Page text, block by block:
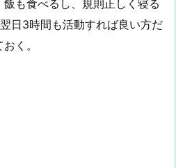
も食べるし、規則正しく寝る
日3時間も活動すれば良い方だ
く。